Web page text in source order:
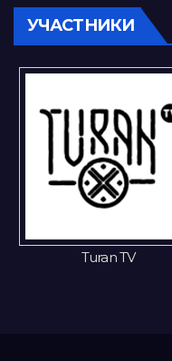
УЧАСТНИКИ
Turan TV